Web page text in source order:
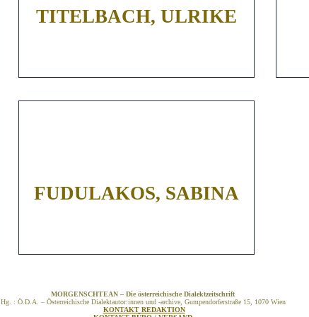
TITELBACH, ULRIKE
FUDULAKOS, SABINA
MORGENSCHTEAN – Die österreichische Dialektzeitschrift
Hg. : Ö.D.A. – Österreichische Dialektautor:innen und -archive, Gumpendorferstraße 15, 1070 Wien
KONTAKT REDAKTION